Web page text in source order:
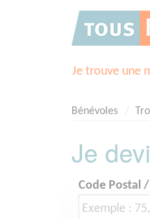
Je trouve une
Bénévoles
Je
Code Postal